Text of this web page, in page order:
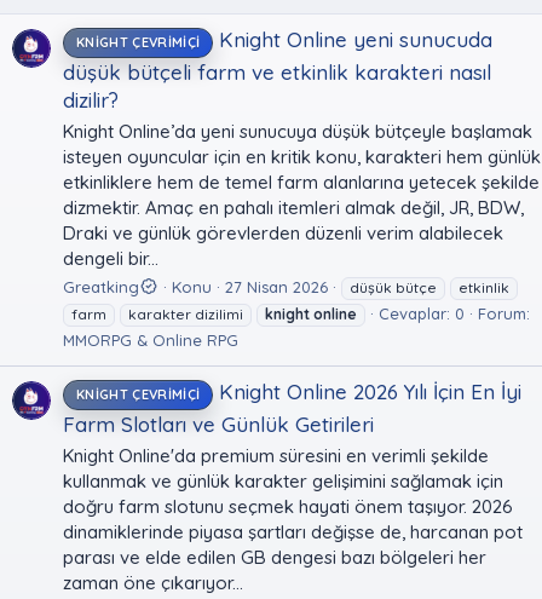
KNIGHT ÇEVRIMIÇI
Knight Online yeni sunucuda
düşük bütçeli farm ve etkinlik karakteri nasıl
dizilir?
Knight Online’da yeni sunucuya düşük bütçeyle başlamak
isteyen oyuncular için en kritik konu, karakteri hem günlük
etkinliklere hem de temel farm alanlarına yetecek şekilde
dizmektir. Amaç en pahalı itemleri almak değil, JR, BDW,
Draki ve günlük görevlerden düzenli verim alabilecek
dengeli bir...
Greatking Konu 27 Nisan 2026 düşük bütçe
etkinlik
farm
karakter dizilimi knight online Cevaplar: 0
Forum:
MMORPG & Online RPG
KNIGHT ÇEVRIMIÇI
Knight Online 2026 Yılı İçin En İyi
Farm Slotları ve Günlük Getirileri
Knight Online'da premium süresini en verimli şekilde
kullanmak ve günlük karakter gelişimini sağlamak için
doğru farm slotunu seçmek hayati önem taşıyor. 2026
dinamiklerinde piyasa şartları değişse de, harcanan pot
parası ve elde edilen GB dengesi bazı bölgeleri her
zaman öne çıkarıyor...